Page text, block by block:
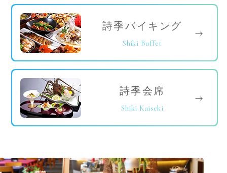
詩季バイキング
Shiki Buffet
詩季会席
Shiki Kaiseki